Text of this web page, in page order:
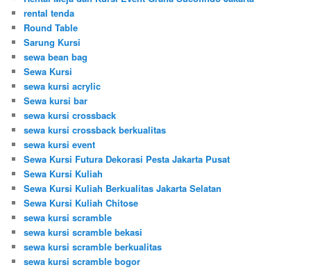
rental tenda
Round Table
Sarung Kursi
sewa bean bag
Sewa Kursi
sewa kursi acrylic
Sewa kursi bar
sewa kursi crossback
sewa kursi crossback berkualitas
sewa kursi event
Sewa Kursi Futura Dekorasi Pesta Jakarta Pusat
Sewa Kursi Kuliah
Sewa Kursi Kuliah Berkualitas Jakarta Selatan
Sewa Kursi Kuliah Chitose
sewa kursi scramble
sewa kursi scramble bekasi
sewa kursi scramble berkualitas
sewa kursi scramble bogor